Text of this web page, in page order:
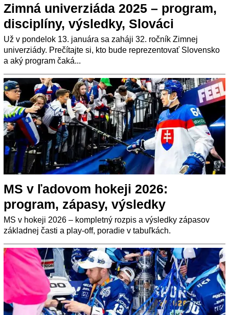
Zimná univerziáda 2025 – program,
disciplíny, výsledky, Slováci
Už v pondelok 13. januára sa zaháji 32. ročník Zimnej
univerziády. Prečítajte si, kto bude reprezentovať Slovensko
a aký program čaká...
MS v ľadovom hokeji 2026:
program, zápasy, výsledky
MS v hokeji 2026 – kompletný rozpis a výsledky zápasov
základnej časti a play-off, poradie v tabuľkách.